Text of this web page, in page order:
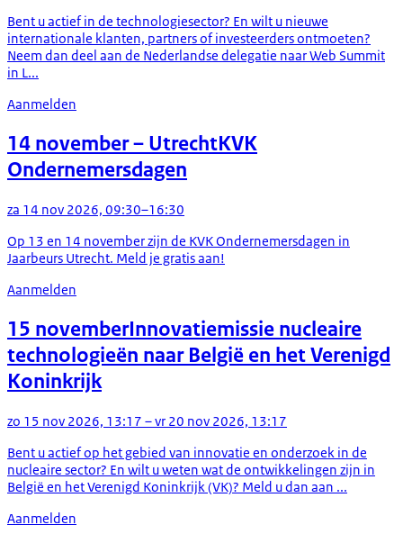
Bent u actief in de technologiesector? En wilt u nieuwe
internationale klanten, partners of investeerders ontmoeten?
Neem dan deel aan de Nederlandse delegatie naar Web Summit
in L...
Aanmelden
14 november– UtrechtKVK
Ondernemersdagen
za 14 nov 2026, 09:30–16:30
Op 13 en 14 november zijn de KVK Ondernemersdagen in
Jaarbeurs Utrecht. Meld je gratis aan!
Aanmelden
15 novemberInnovatiemissie nucleaire
technologieën naar België en het Verenigd
Koninkrijk
zo 15 nov 2026, 13:17 – vr 20 nov 2026, 13:17
Bent u actief op het gebied van innovatie en onderzoek in de
nucleaire sector? En wilt u weten wat de ontwikkelingen zijn in
België en het Verenigd Koninkrijk (VK)? Meld u dan aan ...
Aanmelden